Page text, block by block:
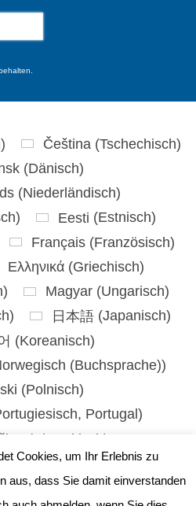
Cookies, um Ihr Erlebnis zu
aus, dass Sie damit einverstanden
) Čeština (Tschechisch)
(Dänisch)
(Niederländisch)
) Eesti (Estnisch)
Français (Französisch)
Ελληνικά (Griechisch)
) Magyar (Ungarisch)
) 日本語(Japanisch)
(Koreanisch)
(Buchsprache))
(Polnisch)
Portugal)
(Slowakisch )
(Slowenisch)
(Spanisch)